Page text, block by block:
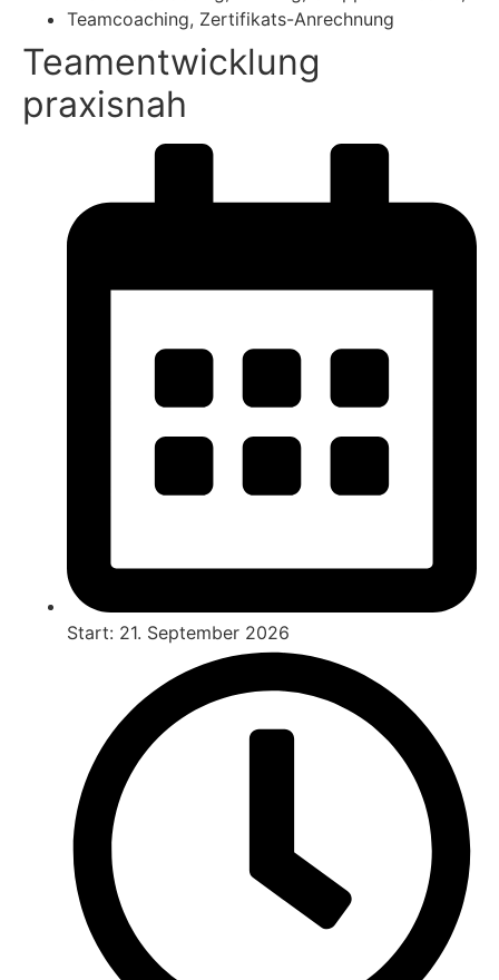
Teamcoaching, Zertifikats-Anrechnung
Teamentwicklung
praxisnah
Start: 21. September 2026